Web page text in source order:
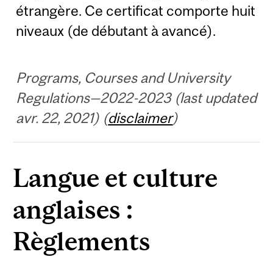
étrangère. Ce certificat comporte huit
niveaux (de débutant à avancé).
Programs, Courses and University
Regulations—2022-2023 (last updated
avr. 22, 2021) (disclaimer)
Langue et culture
anglaises :
Règlements